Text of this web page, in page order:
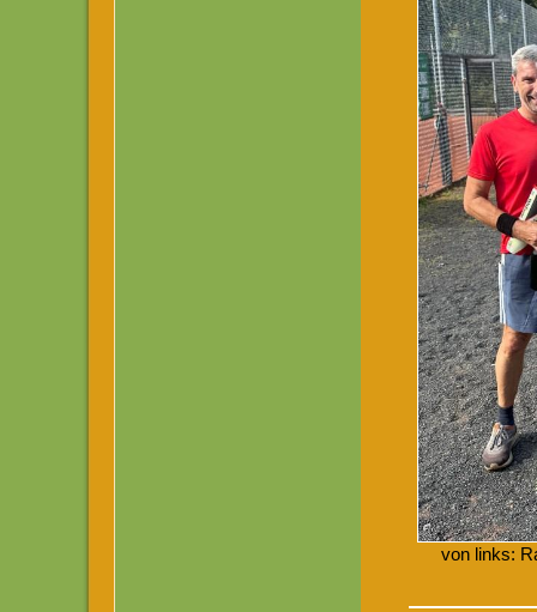
von links: